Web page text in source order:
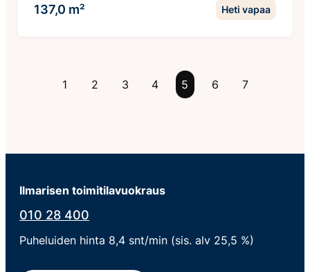
137,0 m² Heti vapaa
1 2 3 4 5 6 7
Ilmarisen toimitilavuokraus
010 28 400
Puheluiden hinta 8,4 snt/min (sis. alv 25,5 %)